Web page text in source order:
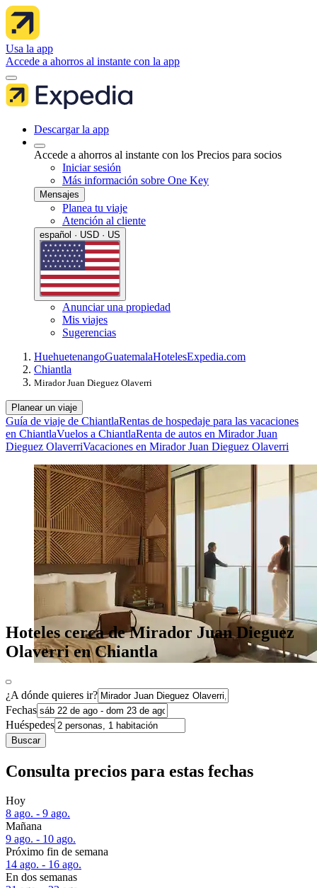
Usa la app
Accede a ahorros al instante con la app
Descargar la app
Accede a ahorros al instante con los Precios para socios
Iniciar sesión
Más información sobre One Key
Mensajes
Planea tu viaje
Atención al cliente
español · USD · US
Anunciar una propiedad
Mis viajes
Sugerencias
HuehuetenangoGuatemalaHotelesExpedia.com
Chiantla
Mirador Juan Dieguez Olaverri
Planear un viaje
Guía de viaje de ChiantlaRentas de hospedaje para las vacaciones
en ChiantlaVuelos a ChiantlaRenta de autos en Mirador Juan
Dieguez OlaverriVacaciones en Mirador Juan Dieguez Olaverri
Hoteles cerca de Mirador Juan Dieguez
Olaverri en Chiantla
¿A dónde quieres ir?
Fechas
Huéspedes
Buscar
Consulta precios para estas fechas
Hoy
8 ago. - 9 ago.
Mañana
9 ago. - 10 ago.
Próximo fin de semana
14 ago. - 16 ago.
En dos semanas